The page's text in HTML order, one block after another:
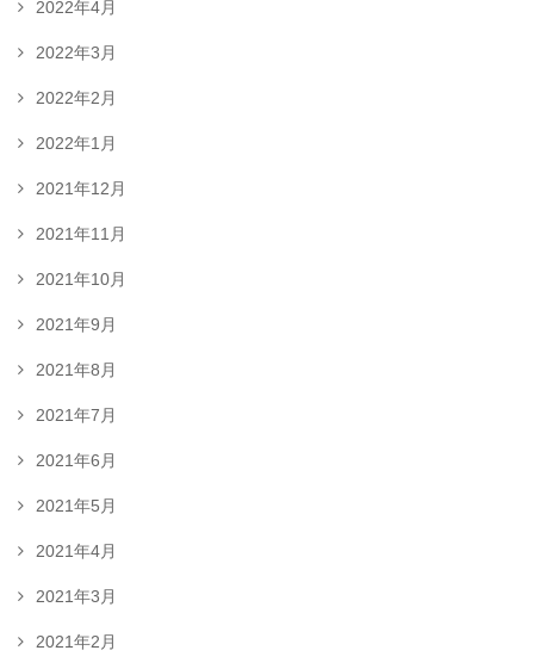
2022年4月
2022年3月
2022年2月
2022年1月
2021年12月
2021年11月
2021年10月
2021年9月
2021年8月
2021年7月
2021年6月
2021年5月
2021年4月
2021年3月
2021年2月